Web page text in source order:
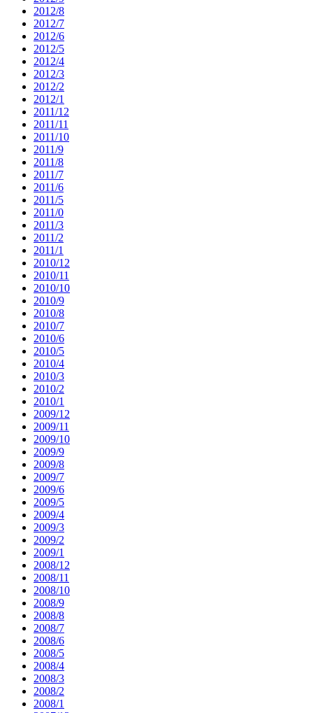
2012/8
2012/7
2012/6
2012/5
2012/4
2012/3
2012/2
2012/1
2011/12
2011/11
2011/10
2011/9
2011/8
2011/7
2011/6
2011/5
2011/0
2011/3
2011/2
2011/1
2010/12
2010/11
2010/10
2010/9
2010/8
2010/7
2010/6
2010/5
2010/4
2010/3
2010/2
2010/1
2009/12
2009/11
2009/10
2009/9
2009/8
2009/7
2009/6
2009/5
2009/4
2009/3
2009/2
2009/1
2008/12
2008/11
2008/10
2008/9
2008/8
2008/7
2008/6
2008/5
2008/4
2008/3
2008/2
2008/1